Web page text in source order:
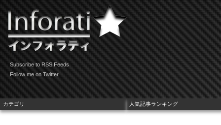
Subscribe to RSS Feeds
Follow me on Twitter
カテゴリ 人気記事ランキング